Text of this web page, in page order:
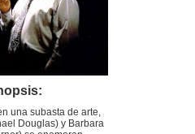
una subasta de arte,
Douglas) y Barbara